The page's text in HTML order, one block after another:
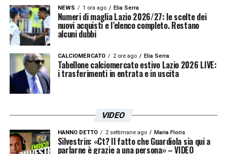
guardare le gesta delle altre Nazionali che,
per fortuna, daranno spettacolo fin da subito.
Infatti,grande attesa nel girone E
match Spagna-Germania, ma anche per le
gare Brasile-Serbia, Belgio-Croazia e
Argentina-Polonia.
Le squadre favorite alla vittoria del
Mondiale 2022
NEWS 1 ora ago Elia Serra
Numeri di maglia Lazio 2026/27: le scelte dei
nuovi acquisti e l’elenco completo. Restano
alcuni dubbi
CALCIOMERCATO 2 ore ago Elia Serra
Tabellone calciomercato estivo Lazio 2026 LIVE:
i trasferimenti in entrata e in uscita
VIDEO
HANNO DETTO 2 settimane ago Maria Floris
Silvestrin: «Ct? Il fatto che Guardiola sia qui a
parlarne è grazie a una persona» – VIDEO